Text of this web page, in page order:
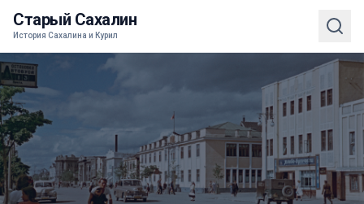
Старый Сахалин
История Сахалина и Курил